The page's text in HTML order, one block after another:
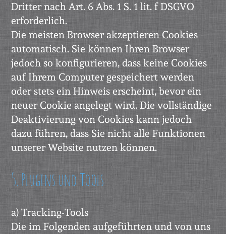
Dritter nach Art. 6 Abs. 1 S. 1 lit. f DSGVO
erforderlich.
Die meisten Browser akzeptieren Cookies
automatisch. Sie können Ihren Browser
jedoch so konfigurieren, dass keine Cookies
auf Ihrem Computer gespeichert werden
oder stets ein Hinweis erscheint, bevor ein
neuer Cookie angelegt wird. Die vollständige
Deaktivierung von Cookies kann jedoch
dazu führen, dass Sie nicht alle Funktionen
unserer Website nutzen können.
5. Plugins und Tools
a) Tracking-Tools
Die im Folgenden aufgeführten und von uns